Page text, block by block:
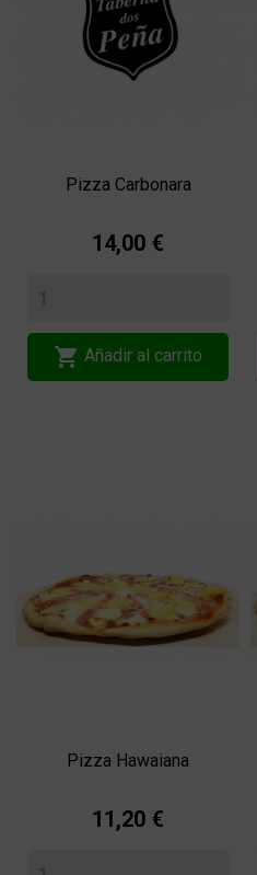
Pizza Carbonara
14,00 €
 Añadir al carrito
Pizza Hawaiana
11,20 €